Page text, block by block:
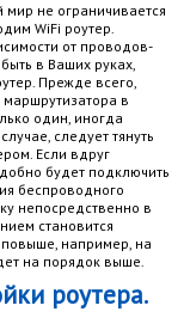
не ограничивается
WiFi роутер.
от проводов-
в Ваших руках,
Прежде всего,
в
один, иногда
следует тянуть
Если вдруг
будет подключить
беспроводного
непосредственно в
становится
повыше, например, на
на порядок выше.
роутера.